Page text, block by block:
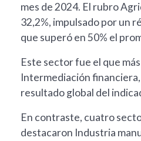
mes de 2024. El rubro
32,2%, impulsado por un
que superó en 50% el
Este sector fue el que
Intermediación
resultado global del
En contraste, cuatro
destacaron Industria